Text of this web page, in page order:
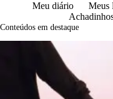
Meu diário Meus
Conteúdos em destaque